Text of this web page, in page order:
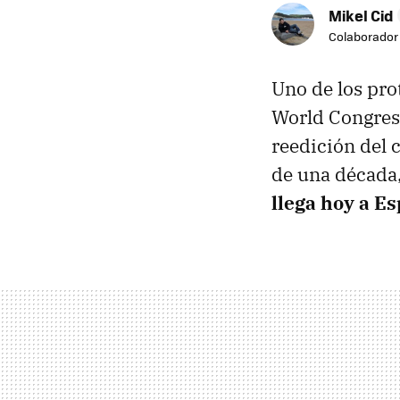
Mikel Cid
Colaborador
Uno de los
World
reedición del
de una
llega hoy a